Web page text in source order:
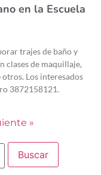
en la Escuela
trajes de baño y
clases de maquillaje,
Los interesados
3872158121.
»